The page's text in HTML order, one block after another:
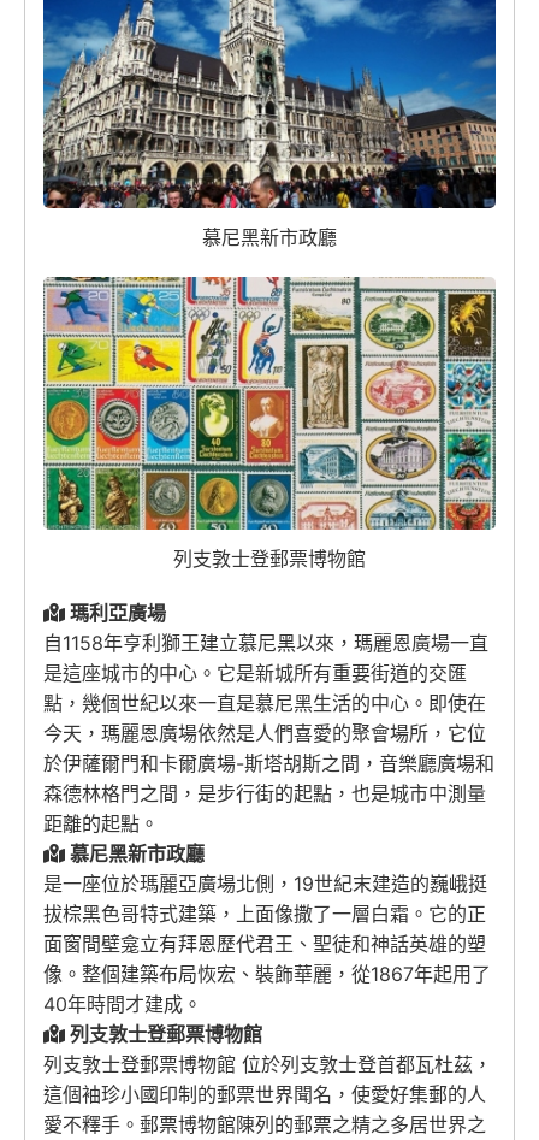
慕尼黑新市政廳
列支敦士登郵票博物館
瑪利亞廣場
自1158年亨利獅王建立慕尼黑以來，瑪麗恩廣場一直
是這座城市的中心。它是新城所有重要街道的交匯
點，幾個世紀以來一直是慕尼黑生活的中心。即使在
今天，瑪麗恩廣場依然是人們喜愛的聚會場所，它位
於伊薩爾門和卡爾廣場-斯塔胡斯之間，音樂廳廣場和
森德林格門之間，是步行街的起點，也是城市中測量
距離的起點。
慕尼黑新市政廳
是一座位於瑪麗亞廣場北側，19世紀末建造的巍峨挺
拔棕黑色哥特式建築，上面像撒了一層白霜。它的正
面窗間壁龛立有拜恩歷代君王、聖徒和神話英雄的塑
像。整個建築布局恢宏、裝飾華麗，從1867年起用了
40年時間才建成。
列支敦士登郵票博物館
列支敦士登郵票博物館 位於列支敦士登首都瓦杜茲，
這個袖珍小國印制的郵票世界聞名，使愛好集郵的人
愛不釋手。郵票博物館陳列的郵票之精之多居世界之